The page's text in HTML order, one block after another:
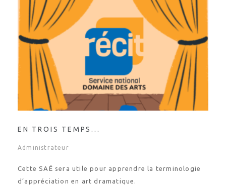
EN TROIS TEMPS...
Administrateur
Cette SAÉ sera utile pour apprendre la terminologie
d’appréciation en art dramatique.